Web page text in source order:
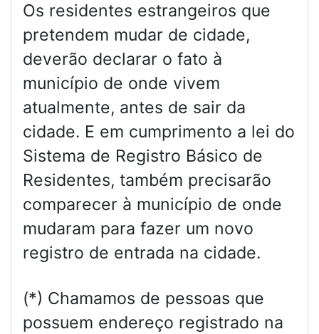
Os residentes estrangeiros que
pretendem mudar de cidade,
deverão declarar o fato à
município de onde vivem
atualmente, antes de sair da
cidade. E em cumprimento a lei do
Sistema de Registro Básico de
Residentes, também precisarão
comparecer à município de onde
mudaram para fazer um novo
registro de entrada na cidade.
(*) Chamamos de pessoas que
possuem endereço registrado na